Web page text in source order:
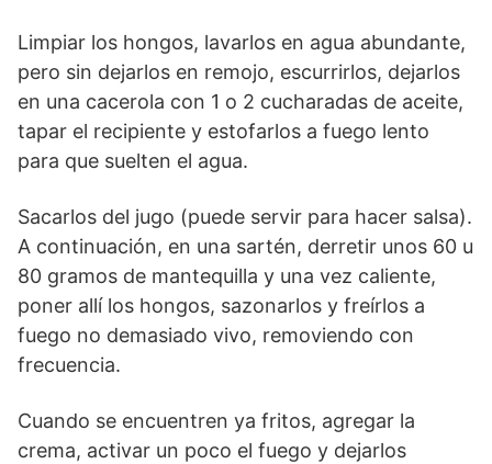
Limpiar los hongos, lavarlos en agua abundante,
pero sin dejarlos en remojo, escurrirlos, dejarlos
en una cacerola con 1 o 2 cucharadas de aceite,
tapar el recipiente y estofarlos a fuego lento
para que suelten el agua.
Sacarlos del jugo (puede servir para hacer salsa).
A continuación, en una sartén, derretir unos 60 u
80 gramos de mantequilla y una vez caliente,
poner allí los hongos, sazonarlos y freírlos a
fuego no demasiado vivo, removiendo con
frecuencia.
Cuando se encuentren ya fritos, agregar la
crema, activar un poco el fuego y dejarlos